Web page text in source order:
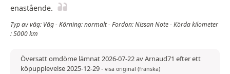
enastående.
Typ av väg: Väg - Körning: normalt - Fordon: Nissan Note - Körda kilometer
: 5000 km
Översatt omdöme lämnat 2026-07-22 av Arnaud71 efter ett
köpupplevelse 2025-12-29- visa original (franska)